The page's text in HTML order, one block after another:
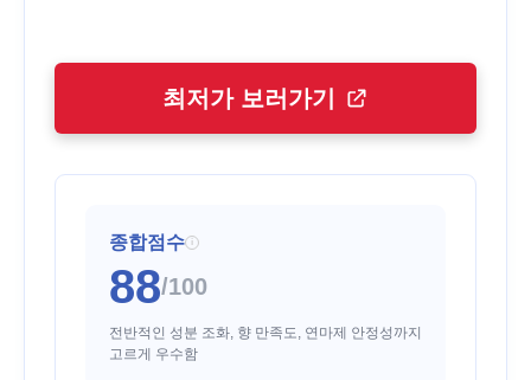
최저가 보러가기
종합점수 i
88/100
전반적인 성분 조화, 향 만족도, 연마제 안정성까지
고르게 우수함